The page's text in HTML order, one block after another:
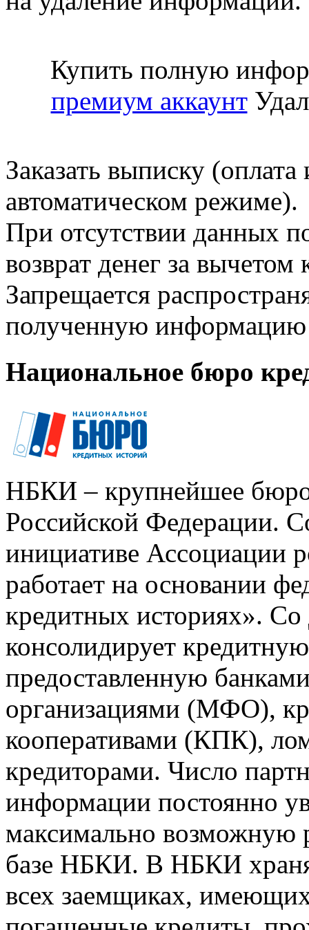
Купить полную
премиум аккаунт
Заказать выписку
автоматическом режиме).
При отсутствии данных
возврат денег за
Запрещается
полученную информацию
Национальное бюро
НБКИ – крупнейшее
Российской Федерации.
инициативе Ассоциации
работает на основании
кредитных историях».
консолидирует
предоставленную
организациями (МФО),
кооперативами (КПК),
кредиторами. Число
информации постоянно
максимально возможную
базе НБКИ. В НБКИ
всех заемщиках,